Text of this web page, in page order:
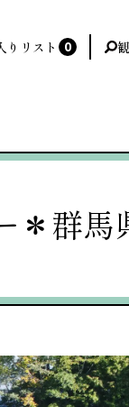
りリスト 0
＊群馬